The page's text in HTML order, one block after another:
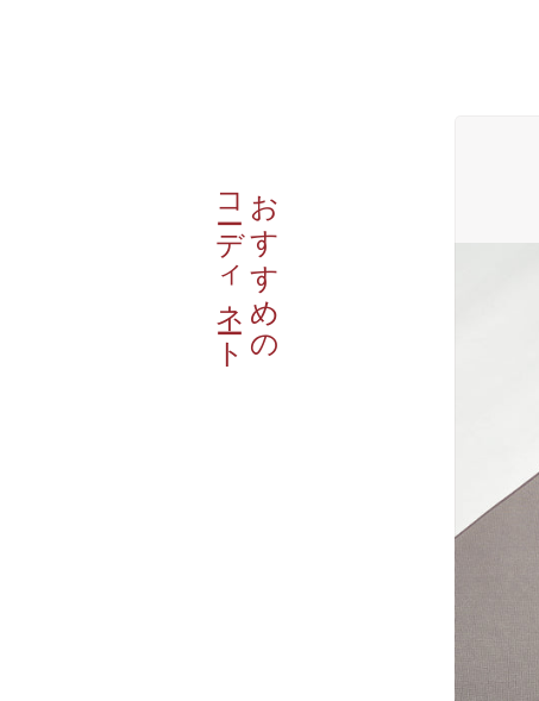
おすすめの
コーディネート